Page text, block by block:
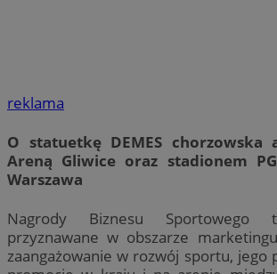
reklama
O statuetkę DEMES chorzowska
Areną Gliwice oraz stadionem
Warszawa
Nagrody Biznesu Sportowego
przyznawane w obszarze
zaangażowanie w rozwój sportu, jego